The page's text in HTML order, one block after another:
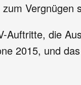
Vergnügen
Auftritte, die
2015, und